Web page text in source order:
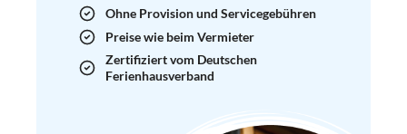
Ohne Provision und Servicegebühren
Preise wie beim Vermieter
Zertifiziert vom Deutschen
Ferienhausverband